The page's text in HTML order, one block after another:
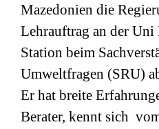
Mazedonien die
Lehrauftrag an der Uni
Station beim
Umweltfragen (SRU)
Er hat breite
Berater, kennt sich